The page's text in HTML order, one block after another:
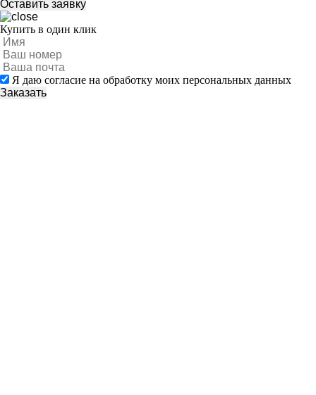
Купить в один клик
Я даю согласие на обработку моих персональных данных